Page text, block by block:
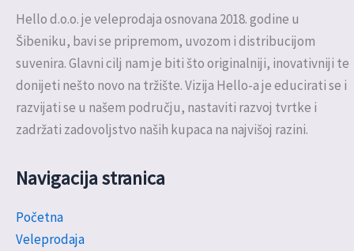
Hello d.o.o. je veleprodaja osnovana 2018. godine u
Šibeniku, bavi se pripremom, uvozom i distribucijom
suvenira. Glavni cilj nam je biti što originalniji, inovativniji te
donijeti nešto novo na tržište. Vizija Hello-a je educirati se i
razvijati se u našem području, nastaviti razvoj tvrtke i
zadržati zadovoljstvo naših kupaca na najvišoj razini.
Navigacija stranica
Početna
Veleprodaja